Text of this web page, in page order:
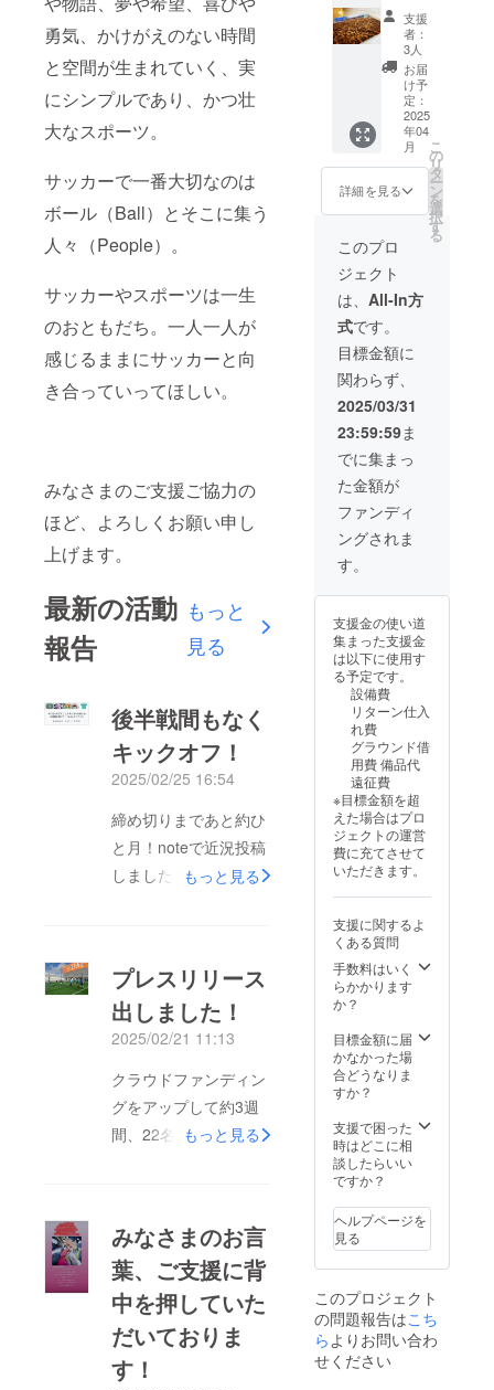
勇気、かけがえのない時間
と空間が生まれていく、実
にシンプルであり、かつ壮
大なスポーツ。
サッカーで一番大切なのは
ボール（Ball）とそこに集う
人々（People）。
サッカーやスポーツは一生
のおともだち。一人一人が
感じるままにサッカーと向
き合っていってほしい。
みなさまのご支援ご協力の
ほど、よろしくお願い申し
上げます。
最新の活動
報告
もっと
見る
後半戦間もなく
キックオフ！
2025/02/25 16:54
締め切りまであと約ひ
と月！noteで近況投稿
しましたので、ぜひご
もっと見る
プレスリリース
出しました！
2025/02/21 11:13
クラウドファンディン
グをアップして約3週
間、22名の方々に
ます。まだまだ目標額
には足りておりません
ので、ぜひ皆さんお力
かしてください！先
日、＠Press様のお力
を借りて、プレスリ
もっと見る
みなさまのお言
葉、ご支援に背
中を押していた
だいておりま
す！
まで
＋Ball
People
サッ
カース
クール
代表の
浜よ
り、御
礼メッ
セージ
文お送
だきま
す。
Ball
People
サッ
カース
クール
パート
ナーの
Tenohir
aCoffee
さんよ
りご提
供いた
だきま
した
コー
ヒー豆
50g＋
Ball
People
サッ
カース
クール
代表の
浜よ
り、御
礼メッ
セージ
文お送
りさせ
ていた
だきま
支援
者：
3人
お届
け予
定：
2025
年04
月
詳細を見る
こ
の
リ
タ
ー
ン
を
選
択
す
る
このプロ
ジェクト
は、 All-In方
式です。
目標金額に
関わらず、
2025/03/31
23:59:59ま
でに集まっ
た金額が
ファンディ
ングされま
す。
支援金の使い道
集まった支援金
は以下に使用す
る予定です。
設備費
リターン仕入
れ費
グラウンド借
用費 備品代
遠征費
※目標金額を超
えた場合はプロ
ジェクトの運営
費に充てさせて
いただきます。
支援に関するよ
くある質問
手数料はいく
らかかります
か？
目標金額に届
かなかった場
合どうなりま
すか？
支援で困った
時はどこに相
談したらいい
ですか？
ヘルプページを
見る
このプロジェクト
の問題報告はこち
ら よりお問い合わ
せください